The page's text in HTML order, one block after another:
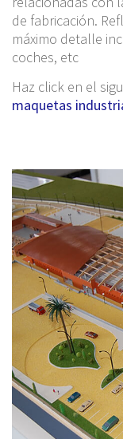
de fabricación.
máximo detalle
coches, etc
Haz click en el
maquetas